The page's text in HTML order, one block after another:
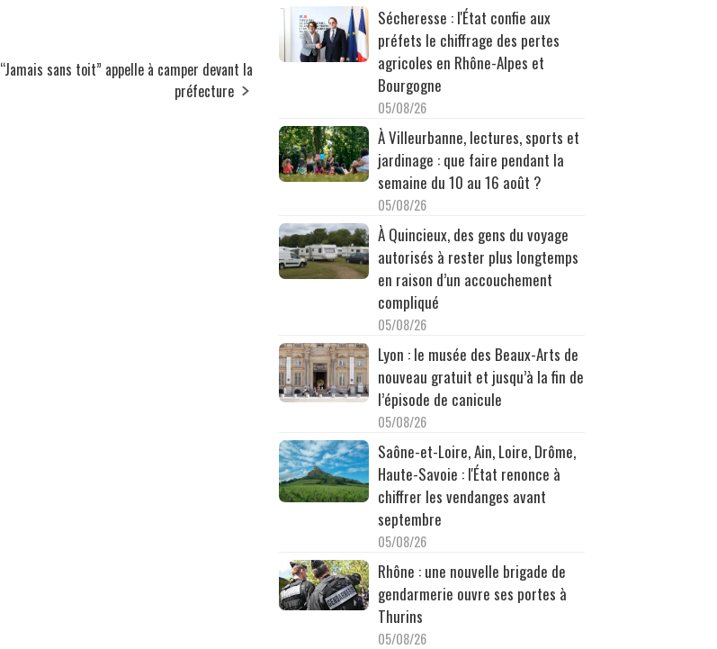
“Jamais sans toit” appelle à camper devant la
préfecture
Sécheresse : l'État confie aux
préfets le chiffrage des pertes
agricoles en Rhône-Alpes et
Bourgogne
05/08/26
À Villeurbanne, lectures, sports et
jardinage : que faire pendant la
semaine du 10 au 16 août ?
05/08/26
À Quincieux, des gens du voyage
autorisés à rester plus longtemps
en raison d’un accouchement
compliqué
05/08/26
Lyon : le musée des Beaux-Arts de
nouveau gratuit et jusqu’à la fin de
l’épisode de canicule
05/08/26
Saône-et-Loire, Ain, Loire, Drôme,
Haute-Savoie : l'État renonce à
chiffrer les vendanges avant
septembre
05/08/26
Rhône : une nouvelle brigade de
gendarmerie ouvre ses portes à
Thurins
05/08/26